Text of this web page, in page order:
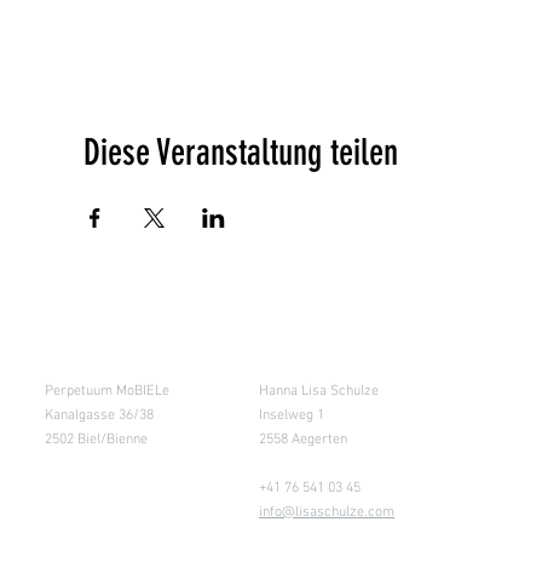
Diese Veranstaltung teilen
Perpetuum MoBIELe
Kanalgasse 36/38
2502 Biel/Bienne
Hanna Lisa Schulze
Inselweg 1
2558 Aegerten
+41 76 541 03 45
info@lisaschulze.com